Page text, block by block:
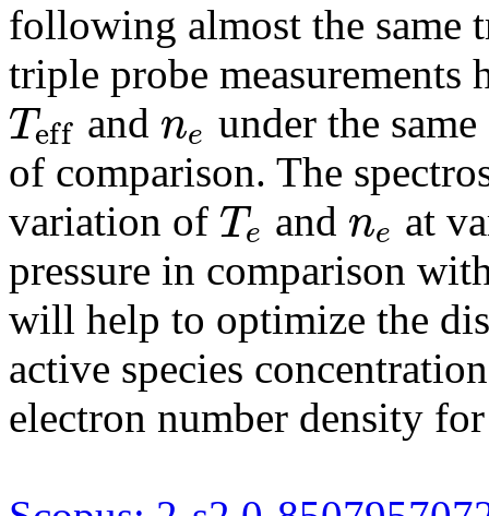
following almost the same
triple probe measurements
Teff
Tef f and ne
ne
under the
of comparison. The
variation of T e
Te and ne
ne
at
pressure in comparison
will help to optimize the
active species
electron number density